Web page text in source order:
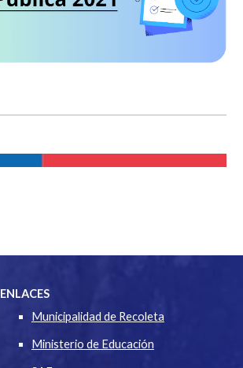
ENLACES
Municipalidad de Recoleta
Ministerio de Educación